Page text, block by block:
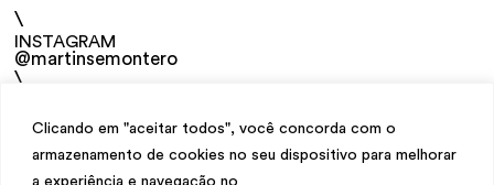
Clicando em "aceitar todos", você concorda com o
armazenamento de cookies no seu dispositivo para melhorar
a experiência e navegação no
\
INSTAGRAM
@martinsemontero
\